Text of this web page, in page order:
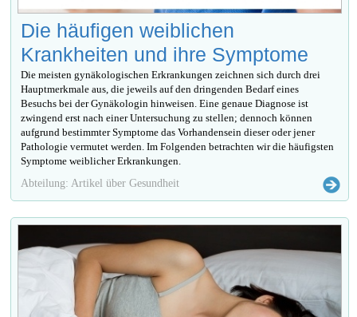
Die häufigen weiblichen
Krankheiten und ihre Symptome
Die meisten gynäkologischen Erkrankungen zeichnen sich durch drei
Hauptmerkmale aus, die jeweils auf den dringenden Bedarf eines
Besuchs bei der Gynäkologin hinweisen. Eine genaue Diagnose ist
zwingend erst nach einer Untersuchung zu stellen; dennoch können
aufgrund bestimmter Symptome das Vorhandensein dieser oder jener
Pathologie vermutet werden. Im Folgenden betrachten wir die häufigsten
Symptome weiblicher Erkrankungen.
Abteilung: Artikel über Gesundheit